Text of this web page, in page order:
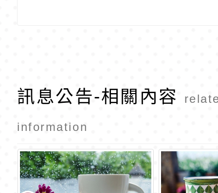
訊息公告-相關內容
information